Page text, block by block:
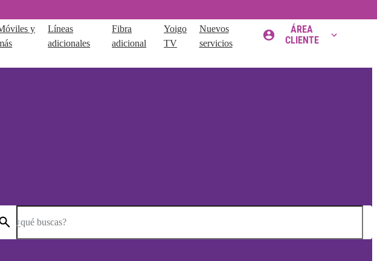
y
Líneas
adicionales
Fibra
adicional
Yoigo
TV
Nuevos
servicios
ÁREA
CLIENTE
¿qué buscas?